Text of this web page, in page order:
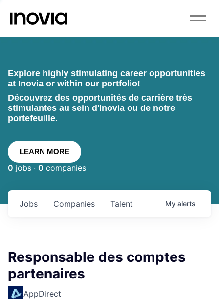
Explore highly stimulating career opportunities
at Inovia or within our portfolio!
Découvrez des opportunités de carrière très
stimulantes au sein d'Inovia ou de notre
portefeuille.
LEARN MORE
0 jobs · 0 companies
Jobs Companies Talent My alerts
Responsable des comptes
partenaires
AppDirect